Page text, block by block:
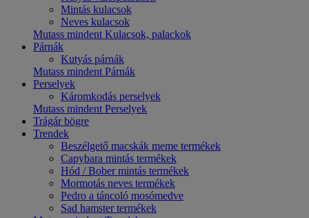
Mintás kulacsok
Neves kulacsok
Mutass mindent Kulacsok, palackok
Párnák
Kutyás párnák
Mutass mindent Párnák
Perselyek
Káromkodás perselyek
Mutass mindent Perselyek
Trágár bögre
Trendek
Beszélgető macskák meme termékek
Capybara mintás termékek
Hód / Bober mintás termékek
Mormotás neves termékek
Pedro a táncoló mosómedve
Sad hamster termékek